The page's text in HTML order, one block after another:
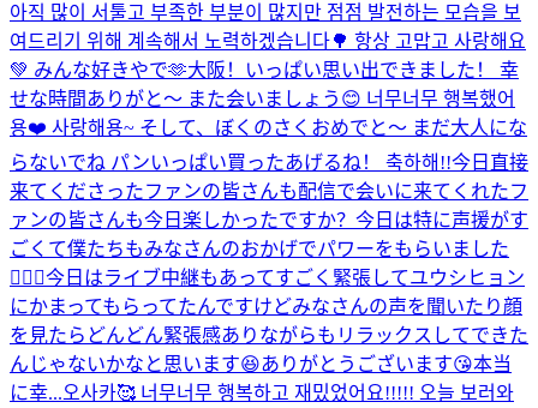
아직 많이 서툴고 부족한 부분이 많지만 점점 발전하는 모습을 보
여드리기 위해 계속해서 노력하겠습니다🌳 항상 고맙고 사랑해요
💚 みんな好きやで🫶大阪！いっぱい思い出できました！ 幸
せな時間ありがと〜 また会いましょう😊 너무너무 행복했어
용❤️ 사랑해용~ そして、ぼくのさくおめでと〜 まだ大人にな
らないでね パンいっぱい買ったあげるね！ 축하해!!今日直接
来てくださったファンの皆さんも配信で会いに来てくれたフ
ァンの皆さんも今日楽しかったですか？今日は特に声援がす
ごくて僕たちもみなさんのおかげでパワーをもらいました
🙇🏻‍♂️今日はライブ中継もあってすごく緊張してユウシヒョン
にかまってもらってたんですけどみなさんの声を聞いたり顔
を見たらどんどん緊張感ありながらもリラックスしてできた
んじゃないかなと思います😆ありがとうございます😘本当
に幸...오사카🥰 너무너무 행복하고 재밌었어요!!!!! 오늘 보러와